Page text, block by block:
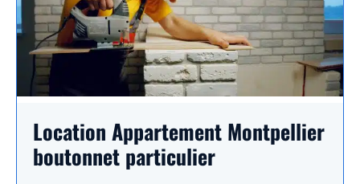
Location Appartement Montpellier
boutonnet particulier